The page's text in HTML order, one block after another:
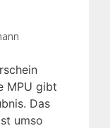
MPU gibt
Das
umso